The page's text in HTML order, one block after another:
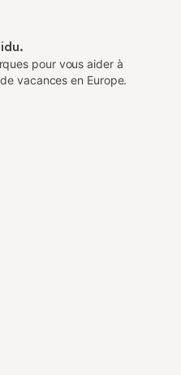
pour vous aider à
vacances en Europe.